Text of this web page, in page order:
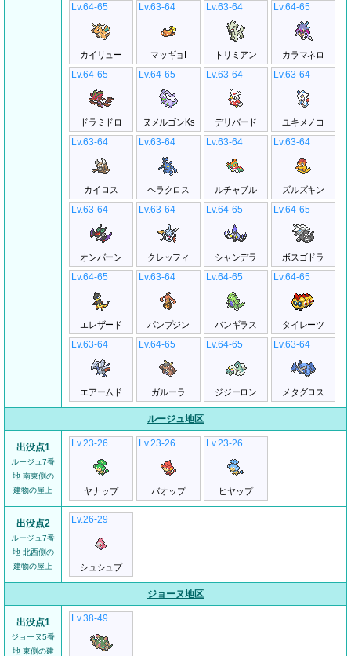
Lv.64-65
カイリュー
Lv.63-64
マッギョI
Lv.63-64
トリミアン
Lv.64-65
カラマネロ
Lv.64-65
ドラミドロ
Lv.64-65
ヌメルゴンKs
Lv.63-64
デリバード
Lv.63-64
ユキメノコ
Lv.63-64
カイロス
Lv.63-64
ヘラクロス
Lv.63-64
ルチャブル
Lv.63-64
ズルズキン
Lv.63-64
オンバーン
Lv.63-64
クレッフィ
Lv.64-65
シャンデラ
Lv.64-65
ボスゴドラ
Lv.64-65
エレザード
Lv.63-64
パンプジン
Lv.64-65
バンギラス
Lv.64-65
タイレーツ
Lv.63-64
エアームド
Lv.64-65
ガルーラ
Lv.64-65
ジジーロン
Lv.63-64
メタグロス
ルージュ地区
出没点1
ルージュ7番
地 南東側の
建物の屋上
Lv.23-26
ヤナップ
Lv.23-26
バオップ
Lv.23-26
ヒヤップ
出没点2
ルージュ7番
地 北西側の
建物の屋上
Lv.26-29
シュシュプ
ジョーヌ地区
出没点1
ジョーヌ5番
地 東側の建
Lv.38-49